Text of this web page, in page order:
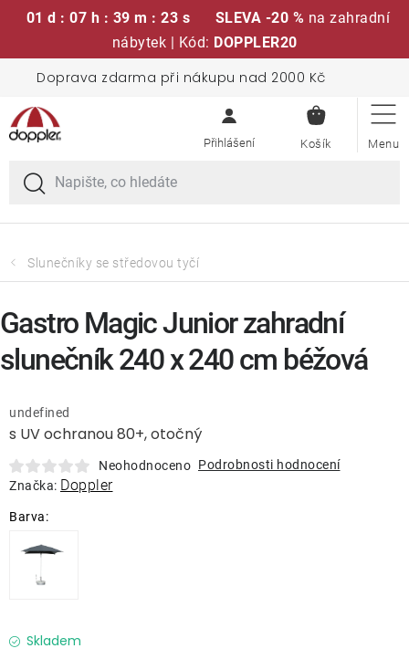
01 d : 07 h : 39 m : 22 s SLEVA -20 % na zahradní
nábytek | Kód: DOPPLER20
obsah
Doprava zdarma při nákupu nad 2000 Kč
KOŠÍK
Sedací soupravy
Slunečníky
Křesla a židle
Lavice a houpačky
Lehátka
Doplňky
Kolekce
Slunečníky se středovou tyčí
s UV ochranou 80+, otočný
undefined
Neohodnoceno Podrobnosti hodnocení
Značka: Doppler
Skladem
Gastro Magic Junior zahradní
slunečník 240 x 240 cm béžová